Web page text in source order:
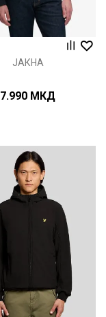
ЈАКНА
7.990 МКД